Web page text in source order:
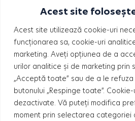
Acest site
Acest site utilizează cookie-uri
funcționarea sa, cookie-uri
marketing. Aveți opțiunea de a
urilor analitice și de marketing prin
„Acceptă toate” sau de a le
butonului „Respinge toate”.
dezactivate. Vă puteți modifica
moment prin selectarea categoriei
Regulament Salonul
Bucuresti